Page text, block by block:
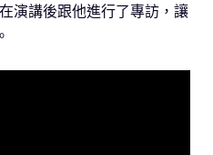
演講後跟他進行了專訪，讓